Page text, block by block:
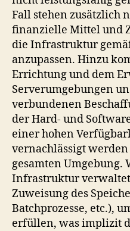
Fall stehen zusätzlich
finanzielle Mittel und
die Infrastruktur
anzupassen. Hinzu
Errichtung und dem
Serverumgebungen
verbundenen
der Hard- und
einer hohen
vernachlässigt
gesamten Umgebung.
Infrastruktur
Zuweisung des
Batchprozesse, etc.),
erfüllen, was implizit